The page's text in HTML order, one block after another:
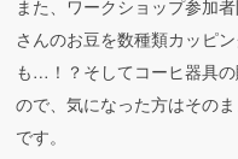
また、ワークショップ参加
さんのお豆を数種類カッピ
も…！？そしてコーヒ器具
ので、気になった方はその
です。